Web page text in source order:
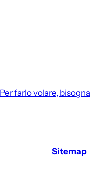
Per farlo volare, bisogna
Sitemap